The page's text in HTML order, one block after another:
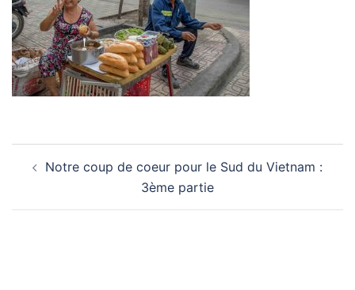
d’article
Notre coup de coeur pour le Sud du Vietnam :
3ème partie